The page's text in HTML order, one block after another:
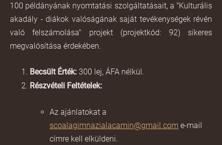
100 példányának nyomtatási szolgáltatásait, a "Kulturális
akadály - diákok valóságának saját tevékenységek révén
való felszámolása" projekt (projektkód: 92) sikeres
megvalósítása érdekében.
Becsült Érték: 300 lej, ÁFA nélkül.
Részvételi Feltételek:
Az ajánlatokat a
scoalagimnazialacamin@gmail.com e-mail
címre kell elküldeni.